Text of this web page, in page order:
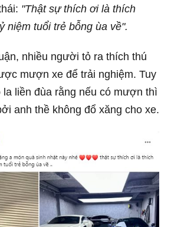
"Thật sự thích ơi là thích
niệm tuổi trẻ bỗng ùa về".
nhiều người tỏ ra thích thú
mượn xe để trải nghiệm. Tuy
liền đùa rằng nếu có mượn thì
anh thề không đổ xăng cho xe.